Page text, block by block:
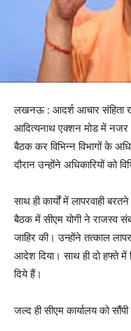
लखनऊ : आदर्श आचार संहिता
आदित्यनाथ एक्शन मोड में नजर
बैठक कर विभिन्न विभागों के
दौरान उन्होंने अधिकारियों को
साथ ही कार्यों में लापरवाही
बैठक में सीएम योगी ने राजस्व
जाहिर की। उन्होंने तत्काल
आदेश दिया। साथ ही दो हफ्ते में
दिये हैं।
जल्द ही सीएम कार्यालय को सौंपी